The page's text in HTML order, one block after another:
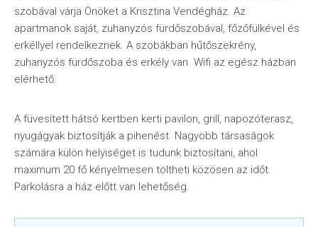
szobával várja Önöket a Krisztina Vendégház. Az
apartmanok saját, zuhanyzós fürdőszobával, főzőfülkével és
erkéllyel rendelkeznek. A szobákban hűtőszekrény,
zuhanyzós fürdőszoba és erkély van. Wifi az egész házban
elérhető.
A füvesített hátsó kertben kerti pavilon, grill, napozóterasz,
nyugágyak biztosítják a pihenést. Nagyobb társaságok
számára külön helyiséget is tudunk biztosítani, ahol
maximum 20 fő kényelmesen töltheti közösen az időt.
Parkolásra a ház előtt van lehetőség.